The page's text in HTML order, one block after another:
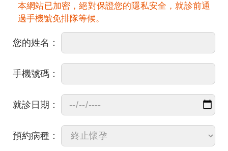
本網站已加密，絕對保證您的隱私安全，就診前通
過手機號免排隊等候。
您的姓名：
手機號碼：
就診日期：
預約病種：